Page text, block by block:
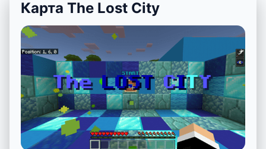
Карта The Lost City